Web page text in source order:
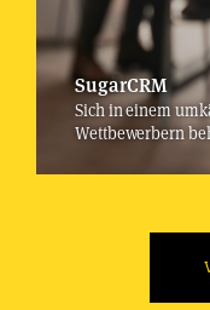
Sich in einem
Wettbewerbern
SugarCRM